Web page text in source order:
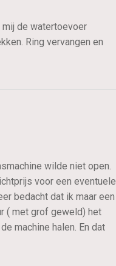
de watertoevoer
Ring vervangen en
wilde niet open.
voor een eventuele
bedacht dat ik maar een
( met grof geweld) het
machine halen. En dat